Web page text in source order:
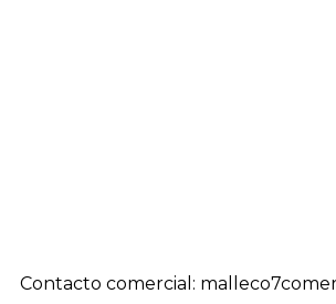
Contacto comercial: